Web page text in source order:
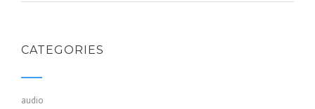
CATEGORIES
audio